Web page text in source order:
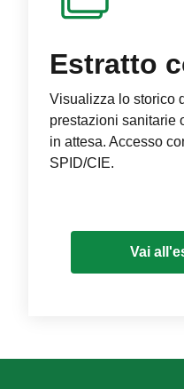
Estratto
Visualizza lo storico
prestazioni sanitarie
in attesa. Accesso
SPID/CIE.
Vai